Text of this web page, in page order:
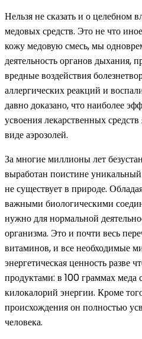
Нельзя не сказать и о целебном
медовых средств. Это не что
кожу медовую смесь, мы
деятельность органов дыхания,
вредные воздействия
аллергических реакций и
давно доказано, что наиболее
усвоения лекарственных
виде аэрозолей.
За многие миллионы лет
выработан поистине
не существует в природе.
важными биологическими
нужно для нормальной
организма. Это и почти весь
витаминов, и все необходимые
энергетическая ценность разве
продуктами: в 100 граммах меда
килокалорий энергии. Кроме
происхождения он полностью
человека.